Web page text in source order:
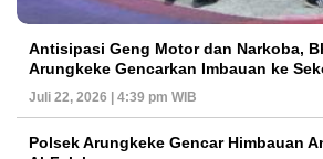
Antisipasi Geng Motor dan Narkoba,
Arungkeke Gencarkan Imbauan ke
Juli 22, 2026 | 4:39 pm WIB
Polsek Arungkeke Gencar Himbauan